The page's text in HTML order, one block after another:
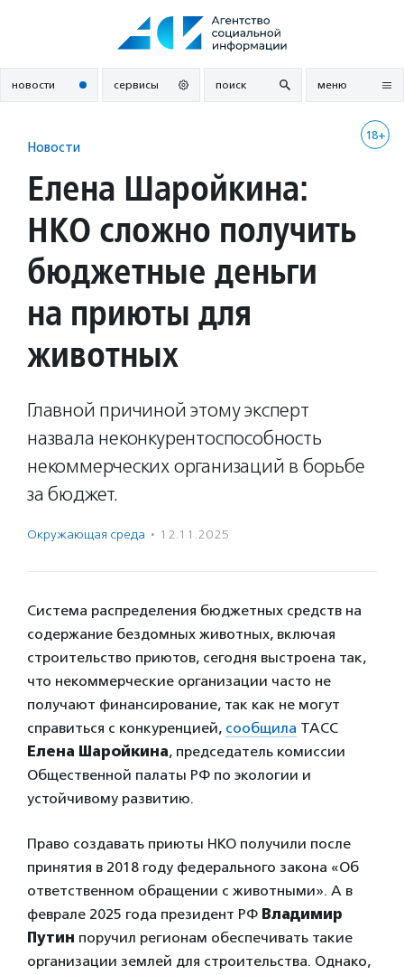
новости сервисы поиск меню
18+
Новости
Елена Шаройкина:
НКО сложно получить
бюджетные деньги
на приюты для
животных
Главной причиной этому эксперт
назвала неконкурентоспособность
некоммерческих организаций в борьбе
за бюджет.
Окружающая среда · 12.11.2025
Система распределения бюджетных средств на
содержание бездомных животных, включая
строительство приютов, сегодня выстроена так,
что некоммерческие организации часто не
получают финансирование, так как не могут
справиться с конкуренцией, сообщила ТАСС
Елена Шаройкина, председатель комиссии
Общественной палаты РФ по экологии и
устойчивому развитию.
Право создавать приюты НКО получили после
принятия в 2018 году федерального закона «Об
ответственном обращении с животными». А в
феврале 2025 года президент РФ Владимир
Путин поручил регионам обеспечивать такие
организации землей для строительства. Однако,